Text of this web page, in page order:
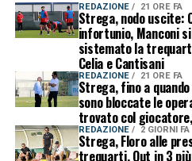
REDAZIONE 21 ORE FA
Strega, nodo uscite:
infortunio, Manconi
sistemato la
Celia e Cantisani
REDAZIONE 21 ORE FA
Strega, fino a
sono bloccate le
trovato col
REDAZIONE 2 GIORNI FA
Strega, Floro alle
trequarti. Out in 3